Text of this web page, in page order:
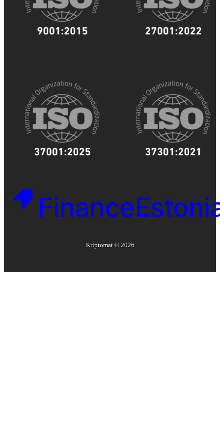
Kriptomat © 2026